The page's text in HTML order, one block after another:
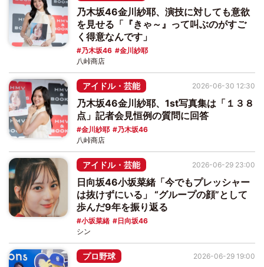
乃木坂46金川紗耶、演技に対しても意欲
を見せる「『きゃ～』って叫ぶのがすご
く得意なんです」
乃木坂46 金川紗耶
八峠商店
アイドル・芸能
乃木坂46金川紗耶、1st写真集は「１３８
点」記者会見恒例の質問に回答
金川紗耶 乃木坂46
2026-06-30 12:30
八峠商店
アイドル・芸能
日向坂46小坂菜緒「今でもプレッシャー
は抜けずにいる」 “グループの顔”として
歩んだ9年を振り返る
小坂菜緒 日向坂46
2026-06-29 23:00
シン
プロ野球 2026-06-29 19:00